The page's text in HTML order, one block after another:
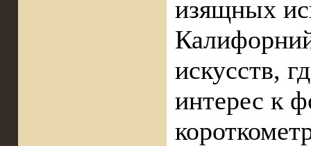
изящных
искусств,
интерес к